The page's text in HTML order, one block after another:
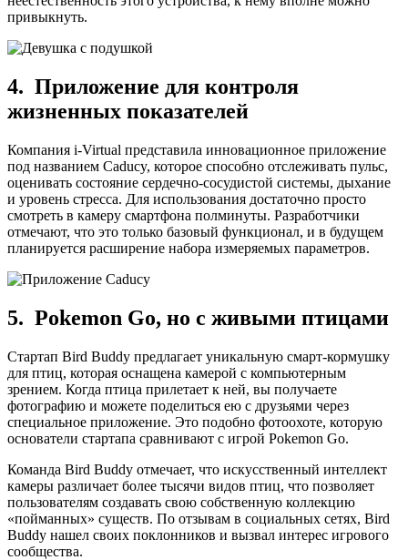
привыкнуть.
4. Приложение для контроля
жизненных показателей
Компания i-Virtual представила инновационное приложение
под названием Caducy, которое способно отслеживать пульс,
оценивать состояние сердечно-сосудистой системы, дыхание
и уровень стресса. Для использования достаточно просто
смотреть в камеру смартфона полминуты. Разработчики
отмечают, что это только базовый функционал, и в будущем
планируется расширение набора измеряемых параметров.
5. Pokemon Go, но с живыми птицами
Стартап Bird Buddy предлагает уникальную смарт-кормушку
для птиц, которая оснащена камерой с компьютерным
зрением. Когда птица прилетает к ней, вы получаете
фотографию и можете поделиться ею с друзьями через
специальное приложение. Это подобно фотоохоте, которую
основатели стартапа сравнивают с игрой Pokemon Go.
Команда Bird Buddy отмечает, что искусственный интеллект
камеры различает более тысячи видов птиц, что позволяет
пользователям создавать свою собственную коллекцию
«пойманных» существ. По отзывам в социальных сетях, Bird
Buddy нашел своих поклонников и вызвал интерес игрового
сообщества.